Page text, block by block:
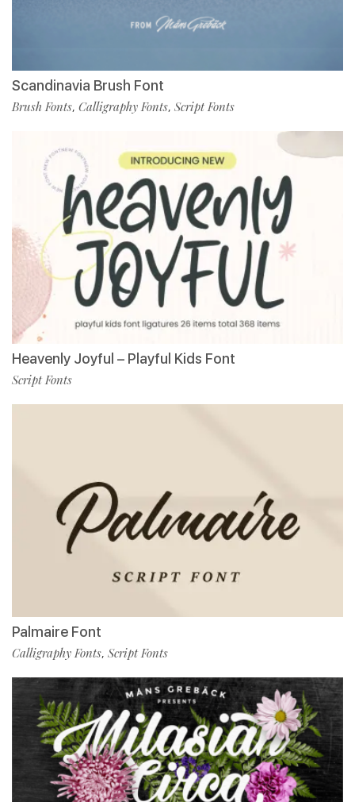
Scandinavia Brush Font
Brush Fonts, Calligraphy Fonts, Script Fonts
Heavenly Joyful – Playful Kids Font
Script Fonts
Palmaire Font
Calligraphy Fonts, Script Fonts